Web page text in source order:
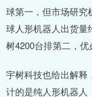
球第一，但市场研究
球人形机器人出货量
树4200台排第二，优
宇树科技也给出解释
计的是纯人形机器人